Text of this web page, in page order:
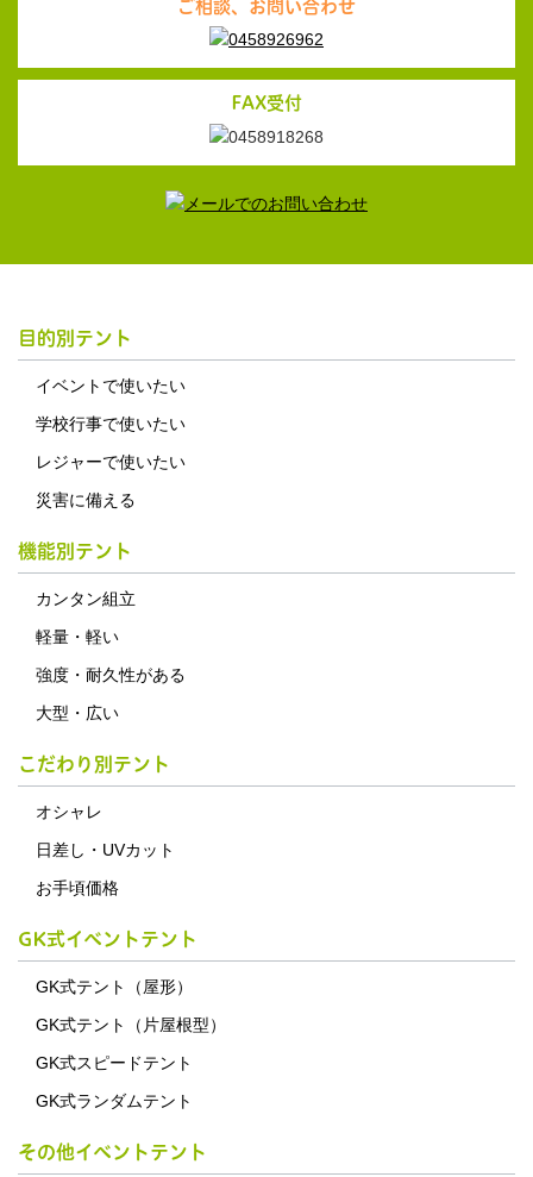
ご相談、お問い合わせ
FAX受付
目的別テント
イベントで使いたい
学校行事で使いたい
レジャーで使いたい
災害に備える
機能別テント
カンタン組立
軽量・軽い
強度・耐久性がある
大型・広い
こだわり別テント
オシャレ
日差し・UVカット
お手頃価格
GK式イベントテント
GK式テント（屋形）
GK式テント（片屋根型）
GK式スピードテント
GK式ランダムテント
その他イベントテント